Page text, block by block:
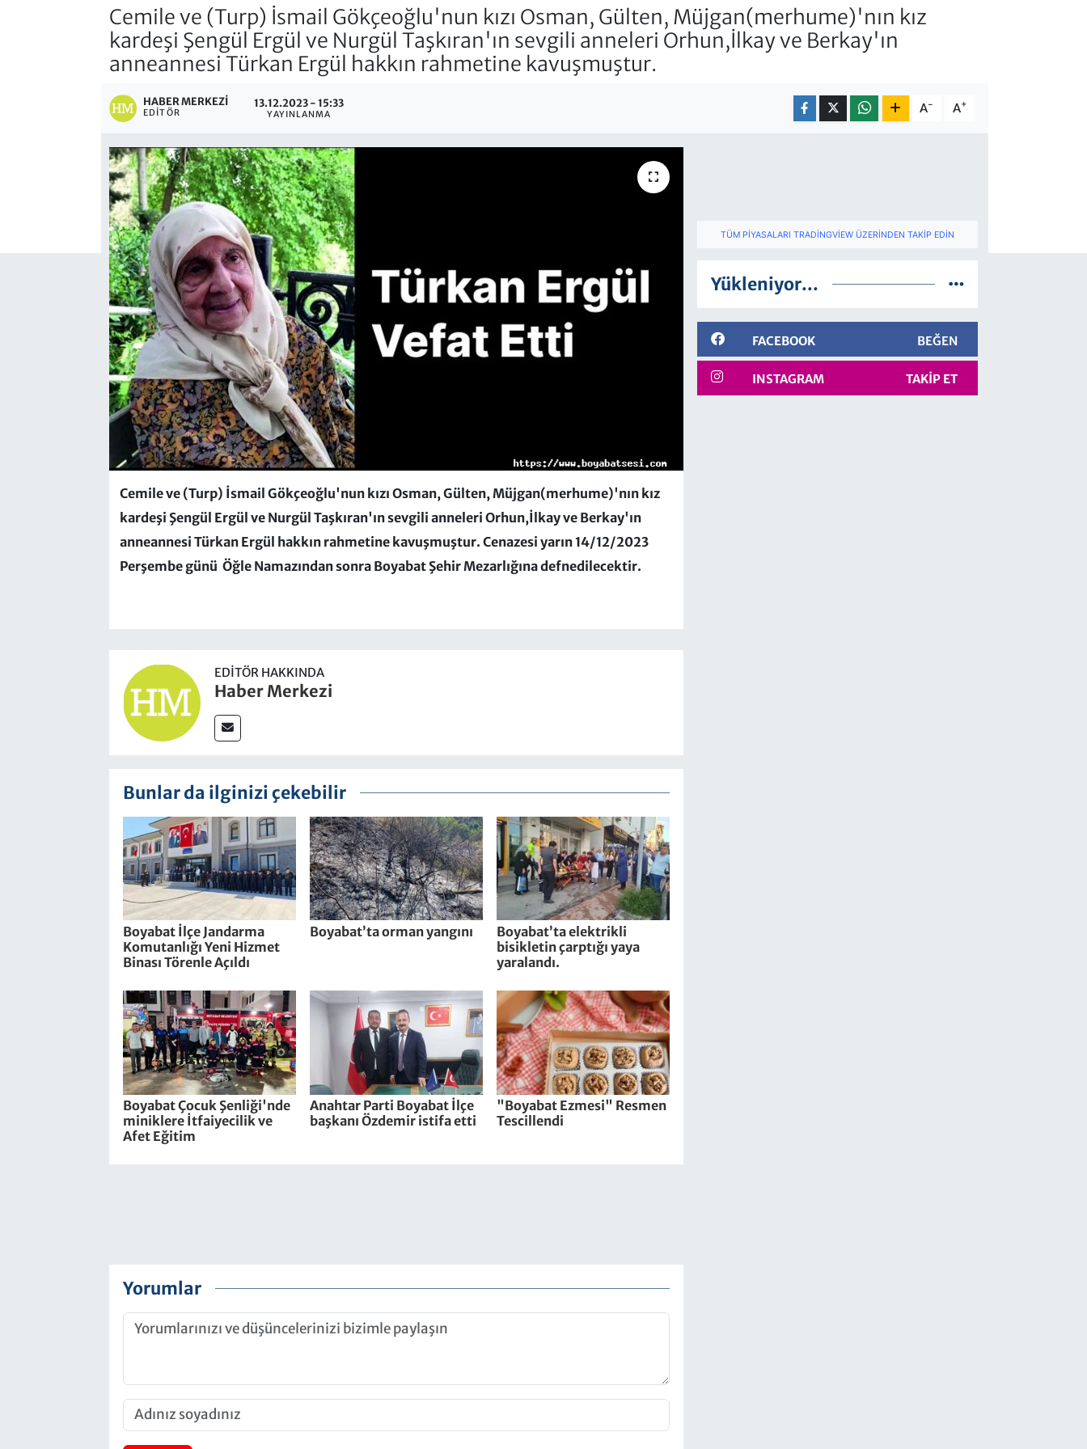
Cemile ve (Turp) İsmail Gökçeoğlu'nun kızı Osman, Gülten, Müjgan(merhume)'nın kız
kardeşi Şengül Ergül ve Nurgül Taşkıran'ın sevgili anneleri Orhun,İlkay ve Berkay'ın
anneannesi Türkan Ergül hakkın rahmetine kavuşmuştur.
HABER MERKEZI
EDITÖR
13.12.2023 - 15:33
YAYINLANMA A- A+
Cemile ve (Turp) İsmail Gökçeoğlu'nun kızı Osman, Gülten, Müjgan(merhume)'nın kız
kardeşi Şengül Ergül ve Nurgül Taşkıran'ın sevgili anneleri Orhun,İlkay ve Berkay'ın
anneannesi Türkan Ergül hakkın rahmetine kavuşmuştur. Cenazesi yarın 14/12/2023
Perşembe günü Öğle Namazından sonra Boyabat Şehir Mezarlığına defnedilecektir.
EDITÖR HAKKINDA
Haber Merkezi
Bunlar da ilginizi çekebilir
Boyabat İlçe Jandarma
Komutanlığı Yeni Hizmet
Binası Törenle Açıldı
Boyabat’ta orman yangını
Boyabat’ta elektrikli
bisikletin çarptığı yaya
yaralandı.
Boyabat Çocuk Şenliği'nde
miniklere İtfaiyecilik ve
Afet Eğitim
Anahtar Parti Boyabat İlçe
başkanı Özdemir istifa etti
"Boyabat Ezmesi" Resmen
Tescillendi
Yorumlar
TÜM PIYASALARI TRADINGVIEW ÜZERINDEN TAKIP EDIN
Yükleniyor...
FACEBOOK BEĞEN
INSTAGRAM TAKIP ET